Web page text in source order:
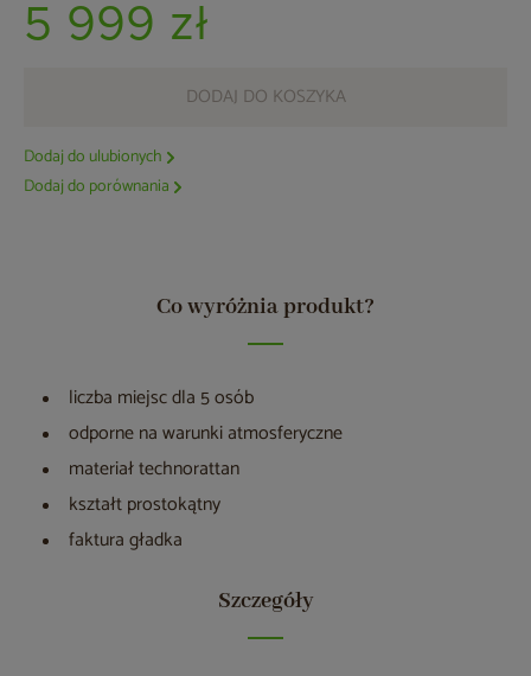
5 999 zł
DODAJ DO KOSZYKA
Dodaj do ulubionych
Dodaj do porównania
Co wyróżnia produkt?
liczba miejsc dla 5 osób
odporne na warunki atmosferyczne
materiał technorattan
kształt prostokątny
faktura gładka
Szczegóły